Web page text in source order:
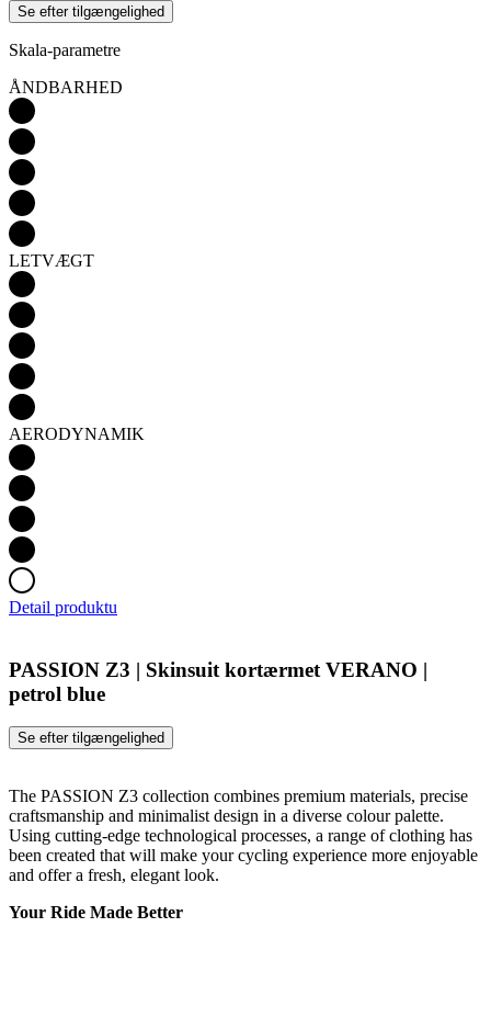
Se efter tilgængelighed
Skala-parametre
ÅNDBARHED
LETVÆGT
AERODYNAMIK
Detail produktu
PASSION Z3 | Skinsuit kortærmet VERANO |
petrol blue
Se efter tilgængelighed
The PASSION Z3 collection combines premium materials, precise
craftsmanship and minimalist design in a diverse colour palette.
Using cutting-edge technological processes, a range of clothing has
been created that will make your cycling experience more enjoyable
and offer a fresh, elegant look.
Your Ride Made Better